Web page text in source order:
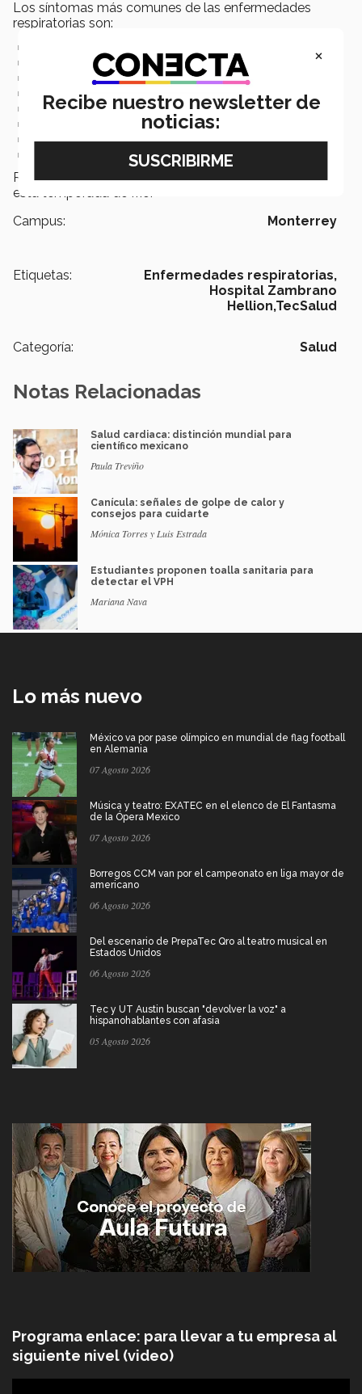
Los síntomas más comunes de las enfermedades
respiratorias son:
Congestión nasal
Tos
Dolor de garganta
Dolor de cabeza y
Recuerda tomar en cuenta estas recomendaciones en
esta temporada de frío.
Campus:
Monterrey
Etiquetas:
Enfermedades respiratorias,
Hospital Zambrano
Hellion,TecSalud
Categoría: Salud
Notas Relacionadas
Salud cardiaca: distinción mundial para
científico mexicano
Paula Treviño
Canícula: señales de golpe de calor y
consejos para cuidarte
Mónica Torres y Luis Estrada
Estudiantes proponen toalla sanitaria para
detectar el VPH
Mariana Nava
Lo más nuevo
México va por pase olímpico en mundial de flag football
en Alemania
07 Agosto 2026
Música y teatro: EXATEC en el elenco de El Fantasma
de la Ópera Mexico
07 Agosto 2026
Borregos CCM van por el campeonato en liga mayor de
americano
06 Agosto 2026
Del escenario de PrepaTec Qro al teatro musical en
Estados Unidos
06 Agosto 2026
Tec y UT Austin buscan "devolver la voz" a
hispanohablantes con afasia
05 Agosto 2026
Programa enlace: para llevar a tu empresa al
siguiente nivel (video)
×
Recibe nuestro newsletter de
noticias: